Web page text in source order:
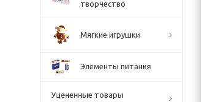
творчество
Мягкие игрушки
Элементы питания
Уцененные товары